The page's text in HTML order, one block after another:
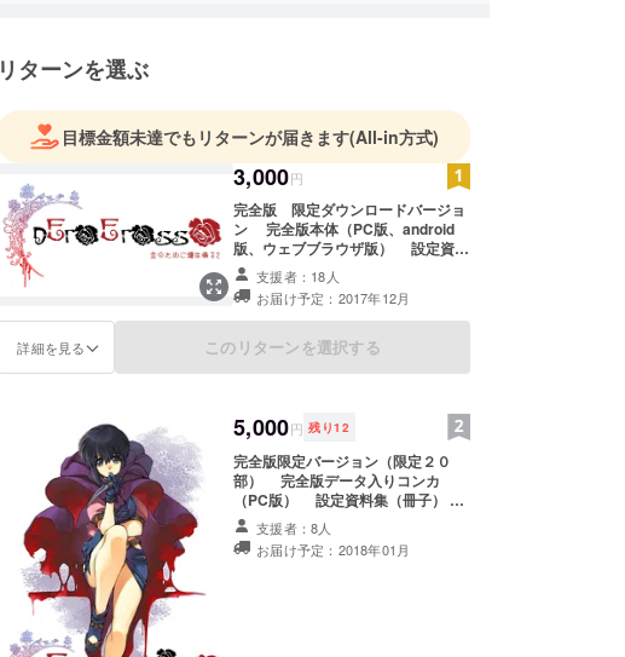
リターンを選ぶ
目標金額未達でもリターンが届きます(All-in方式)
3,000円
完全版 限定ダウンロードバージョ
ン 完全版本体（PC版、android
版、ウェブブラウザ版） 設定資料
集（PDFデータ） 短編集（PDF
データ）
支援者：18人
お届け予定：2017年12月
詳細を見る このリターンを選択する
5,000円 残り12
完全版限定バージョン（限定２０
部） 完全版データ入りコンカ
（PC版） 設定資料集（冊子）
短編集（冊子） キーヴィジュアル
クリアファイル
支援者：8人
お届け予定：2018年01月